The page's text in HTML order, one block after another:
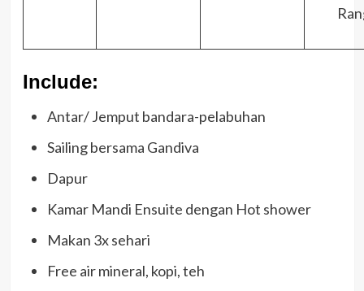
Include:
Antar/ Jemput bandara-pelabuhan
Sailing bersama Gandiva
Dapur
Kamar Mandi Ensuite dengan Hot shower
Makan 3x sehari
Free air mineral, kopi, teh